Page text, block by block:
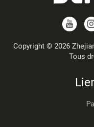
Copyright © 2026
Tous